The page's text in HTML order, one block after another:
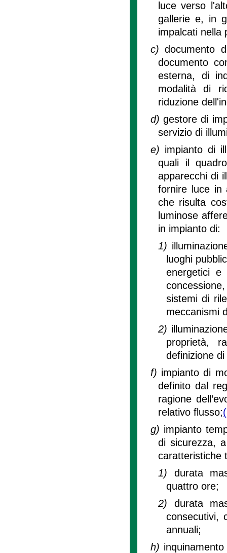
luce verso
gallerie e, in
impalcati nella
c)documento
documento
esterna, di
modalità di
riduzione
d)gestore di
servizio di
e) impianto di
quali il
apparecchi di
fornire luce in
che risulta
luminose
in impianto di:
1)
luoghi
energetici e
sistemi di
meccanismi
2)
proprietà,
definizione
f) impianto di
definito dal
ragione
relativo flusso;
g) impianto
di sicurezza,
caratteristiche
1) durata
quattro ore;
2) durata
consecutivi,
annuali;
h)